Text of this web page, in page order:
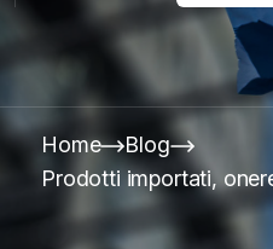
Home
Blog
Prodotti importati,